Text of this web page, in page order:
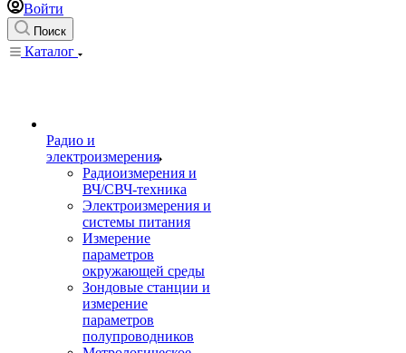
Войти
Поиск
Каталог
Радио и
электроизмерения
Радиоизмерения и
ВЧ/СВЧ-техника
Электроизмерения и
системы питания
Измерение
параметров
окружающей среды
Зондовые станции и
измерение
параметров
полупроводников